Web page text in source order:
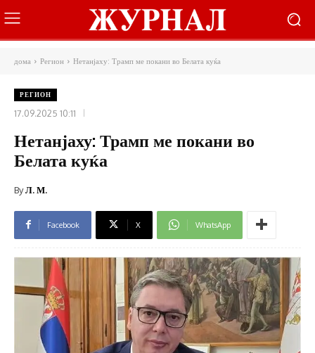
дома Регион Нетанјаху: Трамп ме покани во Белата куќа
РЕГИОН
17.09.2025 10:11
Нетанјаху: Трамп ме покани во
Белата куќа
ByЛ. М.
Facebook X WhatsApp